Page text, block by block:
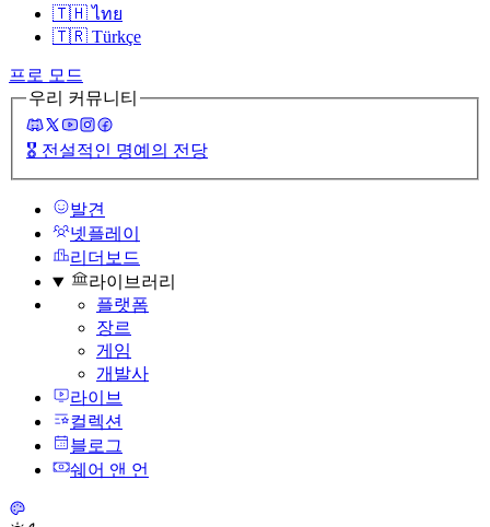
🇹🇭 ไทย
🇹🇷 Türkçe
프로 모드
우리 커뮤니티
🎖️ 전설적인 명예의 전당
발견
넷플레이
리더보드
라이브러리
플랫폼
장르
게임
개발사
라이브
컬렉션
블로그
쉐어 앤 언